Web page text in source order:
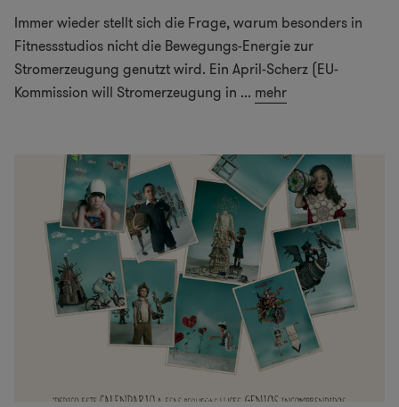
Immer wieder stellt sich die Frage, warum besonders in
Fitnessstudios nicht die Bewegungs-Energie zur
Stromerzeugung genutzt wird. Ein April-Scherz (EU-
Kommission will Stromerzeugung in ... mehr